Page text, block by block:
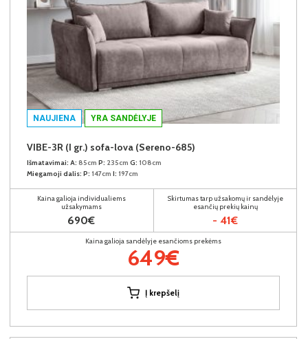
NAUJIENA YRA SANDĖLYJE
VIBE-3R (I gr.) sofa-lova (Sereno-685)
Išmatavimai: A: 85cm P: 235cm G: 108cm
Miegamoji dalis: P: 147cm I: 197cm
Kaina galioja individualiems
užsakymams
690€
Skirtumas tarp užsakomų ir sandėlyje
esančių prekių kainų
- 41€
Kaina galioja sandėlyje esančioms prekėms
649€
Į krepšelį